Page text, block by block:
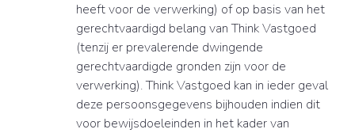
heeft voor de verwerking) of op basis van het
gerechtvaardigd belang van Think Vastgoed
(tenzij er prevalerende dwingende
gerechtvaardigde gronden zijn voor de
verwerking). Think Vastgoed kan in ieder geval
deze persoonsgegevens bijhouden indien dit
voor bewijsdoeleinden in het kader van